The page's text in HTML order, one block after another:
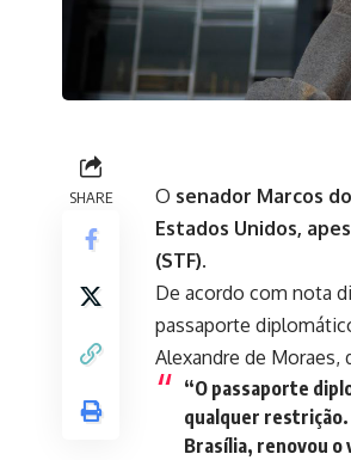
SHARE O senador Marcos
Estados Unidos,
(STF).
De acordo com nota
passaporte
Alexandre de
“O passaporte
qualquer restrição.
Brasília, renovou o